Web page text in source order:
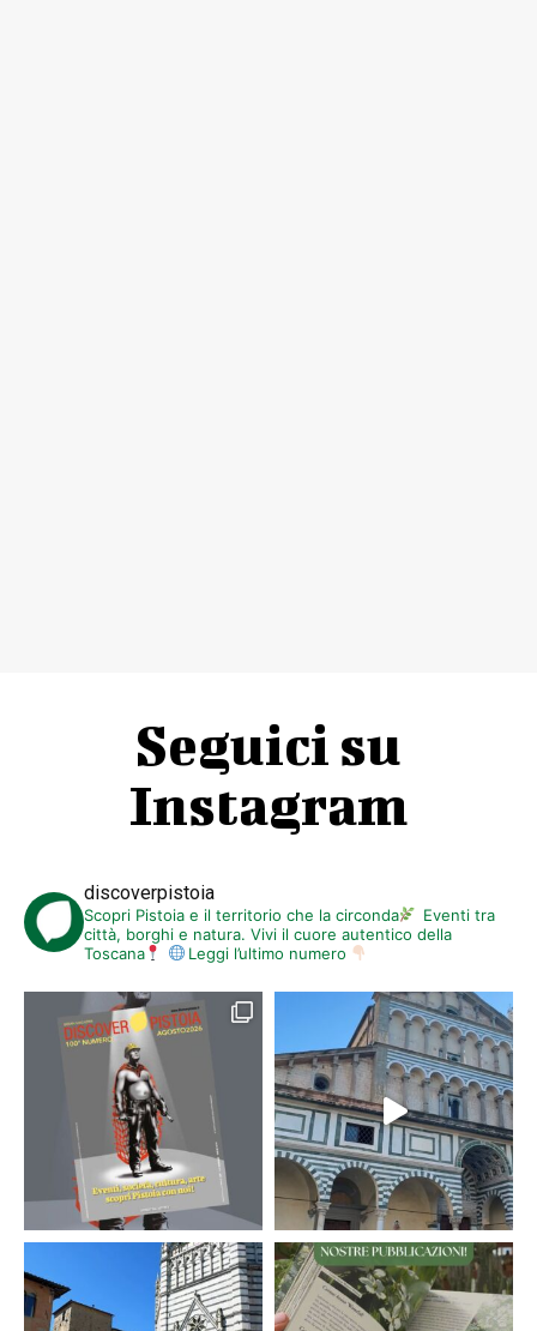
Seguici su
Instagram
discoverpistoia
Scopri Pistoia e il territorio che la circonda
Eventi tra
città, borghi e natura. Vivi il cuore autentico della
Toscana
Leggi l’ultimo numero